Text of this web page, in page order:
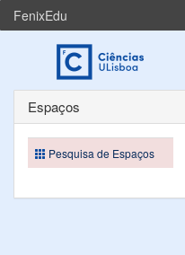
FenixEdu
Espaços
Pesquisa de Espaços